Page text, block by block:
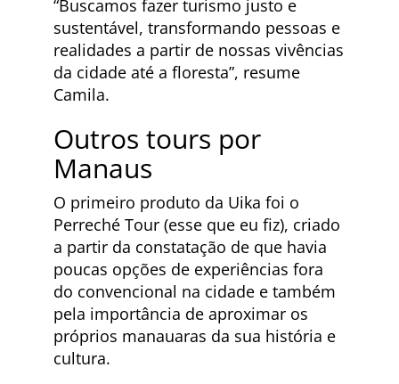
“Buscamos fazer turismo justo e
sustentável, transformando pessoas e
realidades a partir de nossas vivências
da cidade até a floresta”, resume
Camila.
Outros tours por
Manaus
O primeiro produto da Uika foi o
Perreché Tour (esse que eu fiz), criado
a partir da constatação de que havia
poucas opções de experiências fora
do convencional na cidade e também
pela importância de aproximar os
próprios manauaras da sua história e
cultura.